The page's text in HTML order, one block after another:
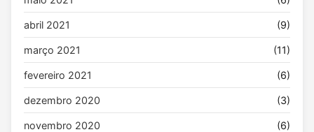
abril 2021 (9)
março 2021 (11)
fevereiro 2021 (6)
dezembro 2020 (3)
novembro 2020 (6)